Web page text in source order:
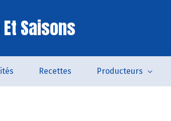
Saisons
Recettes Producteurs